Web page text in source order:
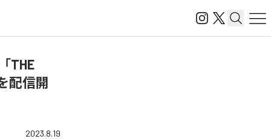
THE
配信開
2023.8.19